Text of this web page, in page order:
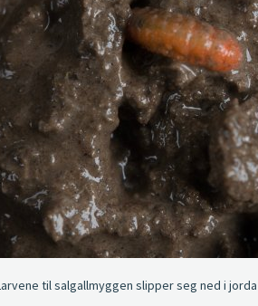
til salgallmyggen slipper seg ned i